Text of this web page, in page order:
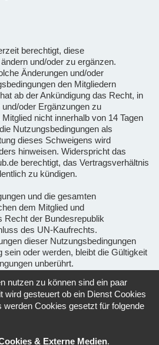
berechtigt, diese
und/oder zu ergänzen.
Änderungen und/oder
den Mitgliedern
ab der Ankündigung das Recht, in
oder Ergänzungen zu
nicht innerhalb von 14 Tagen
Nutzungsbedingungen als
dieses Schweigens wird
hinweisen. Widerspricht das
berechtigt, das Vertragsverhältnis
zu kündigen.
und die gesamten
dem Mitglied und
Recht der Bundesrepublik
des UN-Kaufrechts.
dieser Nutzungsbedingungen
sein oder werden, bleibt die Gültigkeit
unberührt.
mit Ape-fans
ist, soweit gesetzlich zulässig, der
enthalten.
nutzen zu können sind ein paar
wird gesteuert ob ein Dienst Cookies
Cookies gesetzt für folgende
& Externe Medien.